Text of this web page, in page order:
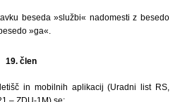
beseda »službi« nadomesti z besedo
»ga«.
19. člen
in mobilnih aplikacij (Uradni list RS,